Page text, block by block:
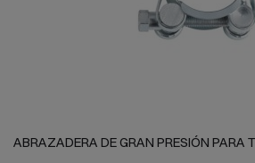
ABRAZADERA DE GRAN PRESIÓN PARA